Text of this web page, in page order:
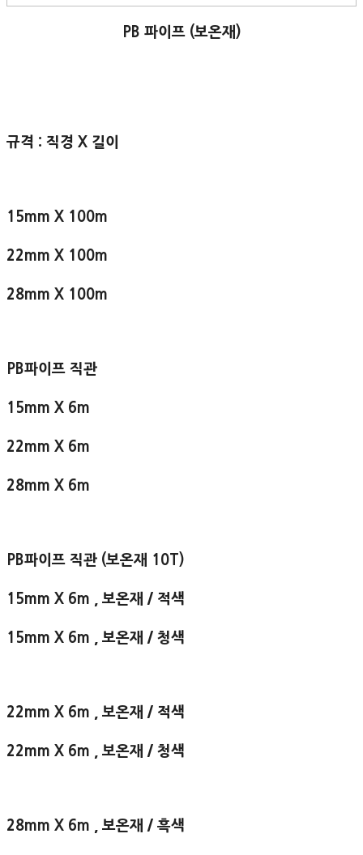
PB 파이프 (보온재)
규격 : 직경 X 길이
15mm X 100m
22mm X 100m
28mm X 100m
PB파이프 직관
15mm X 6m
22mm X 6m
28mm X 6m
PB파이프 직관 (보온재 10T)
15mm X 6m , 보온재 / 적색
15mm X 6m , 보온재 / 청색
22mm X 6m , 보온재 / 적색
22mm X 6m , 보온재 / 청색
28mm X 6m , 보온재 / 흑색